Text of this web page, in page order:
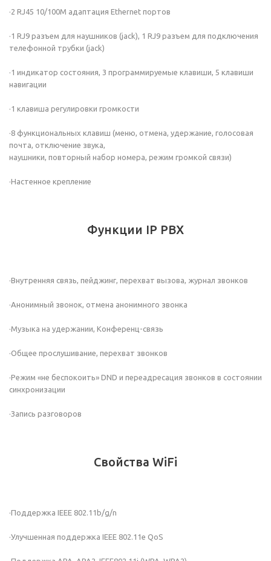
·2 RJ45 10/100M адаптация Ethernet портов
·1 RJ9 разъем для наушников (jack), 1 RJ9 разъем для подключения
телефонной трубки (jack)
·1 индикатор состояния, 3 программируемые клавиши, 5 клавиши
навигации
·1 клавиша регулировки громкости
·8 функциональных клавиш (меню, отмена, удержание, голосовая
почта, отключение звука,
наушники, повторный набор номера, режим громкой связи)
·Настенное крепление
Функции IP PBX
·Внутренняя связь, пейджинг, перехват вызова, журнал звонков
·Анонимный звонок, отмена анонимного звонка
·Музыка на удержании, Конференц-связь
·Общее прослушивание, перехват звонков
·Режим «не беспокоить» DND и переадресация звонков в состоянии
синхронизации
·Запись разговоров
Свойства WiFi
·Поддержка IEEE 802.11b/g/n
·Улучшенная поддержка IEEE 802.11e QoS